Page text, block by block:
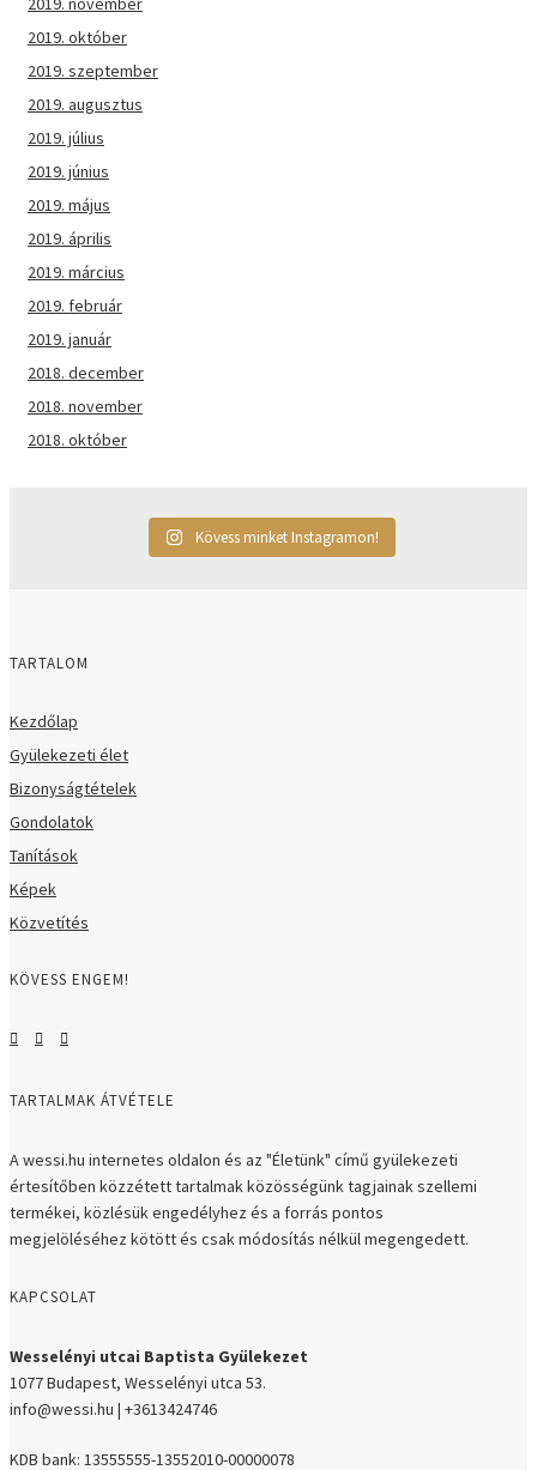
2019. október
2019. szeptember
2019. augusztus
2019. július
2019. június
2019. május
2019. április
2019. március
2019. február
2019. január
2018. december
2018. november
2018. október
Kövess minket Instagramon!
TARTALOM
Kezdőlap
Gyülekezeti élet
Bizonyságtételek
Gondolatok
Tanítások
Képek
Közvetítés
KÖVESS ENGEM!
TARTALMAK ÁTVÉTELE
A wessi.hu internetes oldalon és az "Életünk" című gyülekezeti
értesítőben közzétett tartalmak közösségünk tagjainak szellemi
termékei, közlésük engedélyhez és a forrás pontos
megjelöléséhez kötött és csak módosítás nélkül megengedett.
KAPCSOLAT
Wesselényi utcai Baptista Gyülekezet
1077 Budapest, Wesselényi utca 53.
info@wessi.hu | +3613424746
KDB bank: 13555555-13552010-00000078